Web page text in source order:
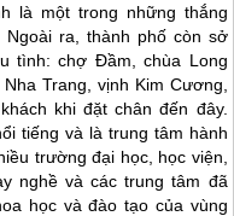
là một trong những thắng
ra, thành phố còn sở
tình: chợ Đầm, chùa Long
Nha Trang , vịnh Kim Cương,
khi đặt chân đến đây.
tiếng và là trung tâm hành
trường đại học, học viện,
nghề và các trung tâm đã
học và đào tạo của vùng